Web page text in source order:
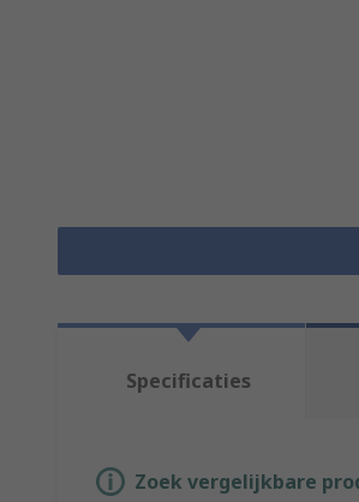
Specificaties
Zoek vergelijkbare